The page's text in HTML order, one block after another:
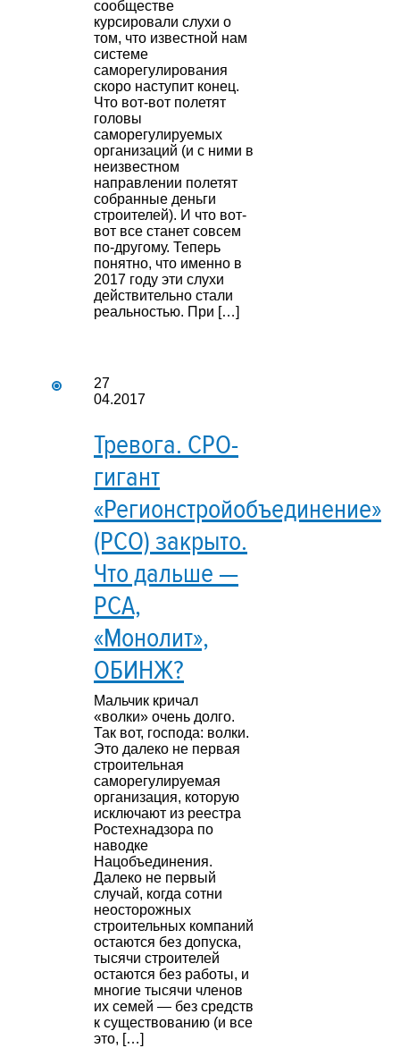
сообществе
курсировали слухи о
том, что известной нам
системе
саморегулирования
скоро наступит конец.
Что вот-вот полетят
головы
саморегулируемых
организаций (и с ними в
неизвестном
направлении полетят
собранные деньги
строителей). И что вот-
вот все станет совсем
по-другому. Теперь
понятно, что именно в
2017 году эти слухи
действительно стали
реальностью. При […]
27
04.2017
Тревога. СРО-
гигант
«Регионстройобъединение»
(РСО) закрыто.
Что дальше —
РСА,
«Монолит»,
ОБИНЖ?
Мальчик кричал
«волки» очень долго.
Так вот, господа: волки.
Это далеко не первая
строительная
саморегулируемая
организация, которую
исключают из реестра
Ростехнадзора по
наводке
Нацобъединения.
Далеко не первый
случай, когда сотни
неосторожных
строительных компаний
остаются без допуска,
тысячи строителей
остаются без работы, и
многие тысячи членов
их семей — без средств
к существованию (и все
это, […]